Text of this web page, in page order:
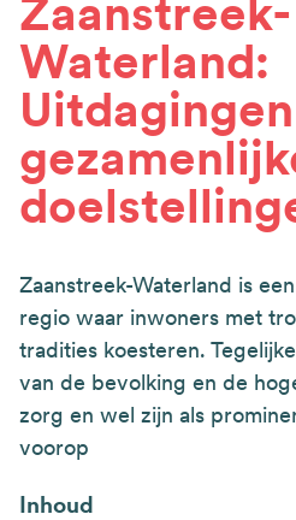
Zaanstreek-
Waterland:
Zaanstreek-Waterland is
regio waar inwoners met
tradities koesteren.
van de bevolking en de
zorg en wel zijn als
voorop
Inhoud